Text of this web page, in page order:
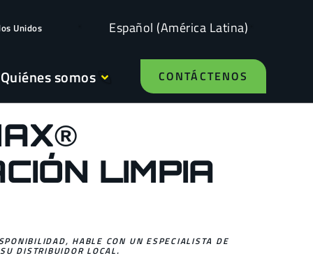
Unidos Español (América Latina)
Quiénes somos CONTÁCTENOS
LIMPIA
HABLE CON UN ESPECIALISTA DE
DISTRIBUIDOR LOCAL.